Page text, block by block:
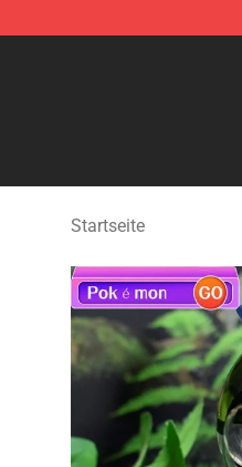
Startseite